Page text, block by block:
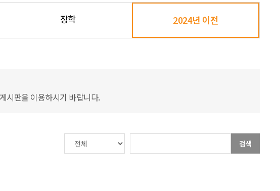
장학 2024년 이전
시판을 이용하시기 바랍니다.
검색